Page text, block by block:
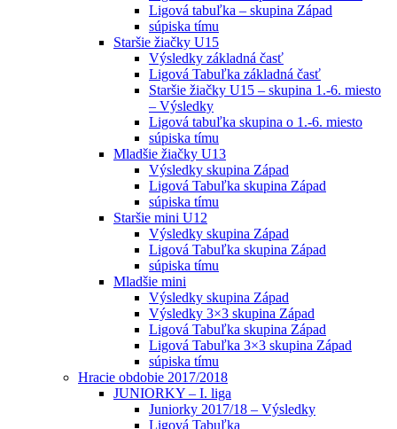
Ligová tabuľka – skupina Západ
súpiska tímu
Staršie žiačky U15
Výsledky základná časť
Ligová Tabuľka základná časť
Staršie žiačky U15 – skupina 1.-6. miesto
– Výsledky
Ligová tabuľka skupina o 1.-6. miesto
súpiska tímu
Mladšie žiačky U13
Výsledky skupina Západ
Ligová Tabuľka skupina Západ
súpiska tímu
Staršie mini U12
Výsledky skupina Západ
Ligová Tabuľka skupina Západ
súpiska tímu
Mladšie mini
Výsledky skupina Západ
Výsledky 3×3 skupina Západ
Ligová Tabuľka skupina Západ
Ligová Tabuľka 3×3 skupina Západ
súpiska tímu
Hracie obdobie 2017/2018
JUNIORKY – I. liga
Juniorky 2017/18 – Výsledky
Ligová Tabuľka